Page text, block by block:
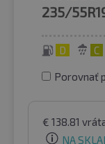
235/
D C
Porovnať
€ 138.81
NA